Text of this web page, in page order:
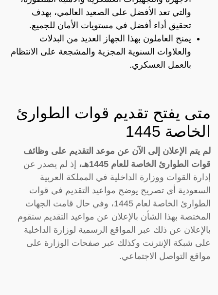
والتي تعد الأفضل على الصعيد العالمي، بهدف
تحقيق أداء أفضل في مستويات الأمان للجميع.
يمنح العاملون بهذا الجهاز العديد من البدلات
والعلاوات السنوية المجزية والمشجعة على الانتظام
بالعمل العسكري.
متى يفتح تقديم قوات الطوارئ
الخاصة 1445
لم يتم الإعلان إلى الآن عن موعد التقديم على وظائف
قوات الطوارئ الخاصة للعام 1445هـ،
إذ لم يصدر عن
إدارة القوات ووزارة الداخلية في المملكة العربية
السعودية أي تصريح يوضح مواعيد التقديم في قوات
الطوارئ الخاصة لعام 1445، وفي حال قامت الجهات
المختصة بهذا الشأن بالإعلان عن مواعيد التقديم ستقوم
بالإعلان عن ذلك عبر المواقع الرسمية لوزارة الداخلية
على شبكة الإنترنت وكذلك عبر صفحات الوزارة على
مواقع التواصل الاجتماعي.